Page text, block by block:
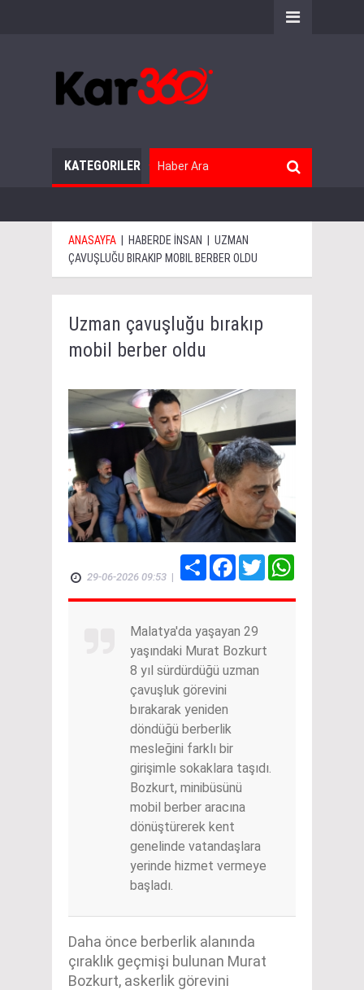
KATEGORILER
ANASAYFA | HABERDE İNSAN | UZMAN
ÇAVUŞLUĞU BIRAKIP MOBIL BERBER OLDU
Uzman çavuşluğu bırakıp
mobil berber oldu
29-06-2026 09:53 |
Share FacebookTwitter
Malatya'da yaşayan 29
yaşındaki Murat Bozkurt
8 yıl sürdürdüğü uzman
çavuşluk görevini
bırakarak yeniden
döndüğü berberlik
mesleğini farklı bir
girişimle sokaklara taşıdı.
Bozkurt, minibüsünü
mobil berber aracına
dönüştürerek kent
genelinde vatandaşlara
yerinde hizmet vermeye
başladı.
Daha önce berberlik alanında
çıraklık geçmişi bulunan Murat
Bozkurt, askerlik görevini